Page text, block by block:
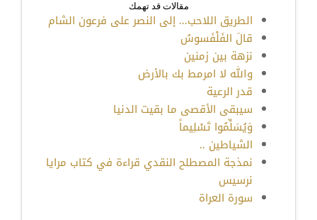
مقالات قد تهمك
الطريق اللاحب... إلى النصر على فرعون الشام
قالَ الفَلْفَسوسُ
نزهة بين زمنين
والله لا امرمط بك بالأرض
قدر الرعية
سيبقى الأقصى ما بقيت الدنيا
وَيُسَلِّمُوا تَسْلِيماً
الشياطين ..
نمذجة المصطلح النقدي قراءة في كتاب مرايا
نرسيس
سورة العراة